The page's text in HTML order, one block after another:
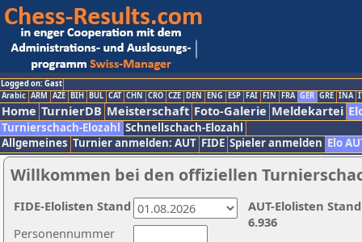
Logged on: Gast
Arabic ARM AZE BIH BUL CAT CHN CRO CZE DEN ENG ESP FAI FIN FRA GER GRE INA
Home TurnierDB Meisterschaft Foto-Galerie Meldekartei
Turnierschach-Elozahl Schnellschach-Elozahl
Allgemeines Turnier anmelden: AUT FIDE Spieler anmelden Elo
Willkommen bei den offiziellen
Personennummer
AUT-Elolisten
6.936
FIDE-Elolisten Stand